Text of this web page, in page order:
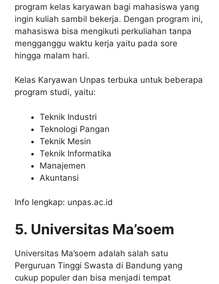
program kelas karyawan bagi mahasiswa yang
ingin kuliah sambil bekerja. Dengan program ini,
mahasiswa bisa mengikuti perkuliahan tanpa
mengganggu waktu kerja yaitu pada sore
hingga malam hari.
Kelas Karyawan Unpas terbuka untuk beberapa
program studi, yaitu:
Teknik Industri
Teknologi Pangan
Teknik Mesin
Teknik Informatika
Manajemen
Akuntansi
Info lengkap: unpas.ac.id
5. Universitas Ma’soem
Universitas Ma’soem adalah salah satu
Perguruan Tinggi Swasta di Bandung yang
cukup populer dan bisa menjadi tempat